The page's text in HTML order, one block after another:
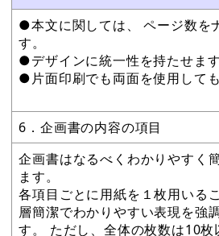
●本文に関しては、 ページ数を
す。
●デザインに統一性を持たせます
●片面印刷でも両面を使用しても
6．企画書の内容の項目
企画書はなるべくわかりやすく
ます。
各項目ごとに用紙を１枚用いる
層簡潔でわかりやすい表現を強
す。 ただし、全体の枚数は10枚